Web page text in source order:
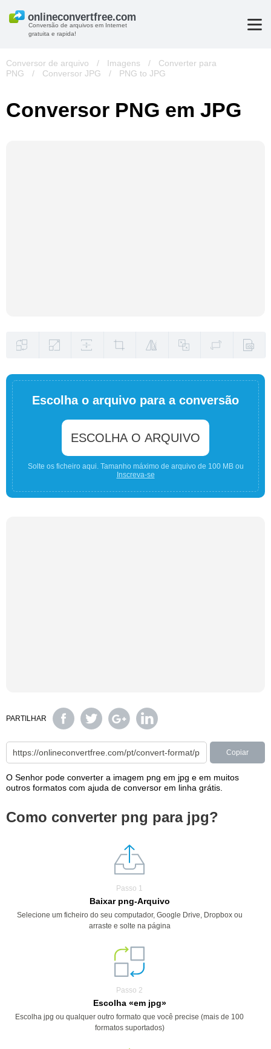
Conversão de arquivos em Internet
gratuita e rapida!
Conversor de arquivo / Imagens /
Converter para
PNG
/ Conversor JPG / PNG to JPG
Conversor PNG em JPG
Escolha o arquivo para a conversão
ESCOLHA O ARQUIVO
Solte os ficheiro aqui. Tamanho máximo de arquivo de 100 MB ou
Inscreva-se
PARTILHAR
Copiar
O Senhor pode converter a imagem png em jpg e em muitos
outros formatos com ajuda de conversor em linha grátis.
Como converter png para jpg?
Passo 1
Baixar png-Arquivo
Selecione um ficheiro do seu computador, Google Drive, Dropbox ou
arraste e solte na página
Passo 2
Escolha «em jpg»
Escolha jpg ou qualquer outro formato que você precise (mais de 100
formatos suportados)